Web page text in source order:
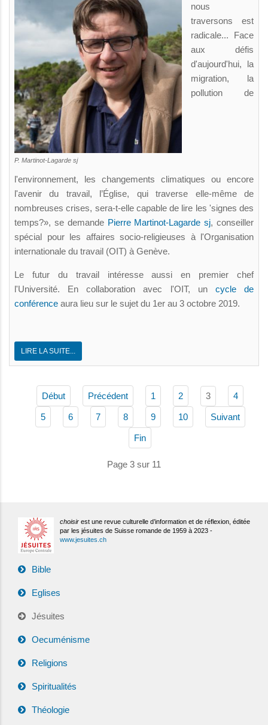
P. Martinot-Lagarde sj
nous
traversons est
radicale... Face
aux défis
d'aujourd'hui, la
migration, la
pollution de
l'environnement, les changements climatiques ou encore
l'avenir du travail, l’Église, qui traverse elle-même de
nombreuses crises, sera-t-elle capable de lire les 'signes des
temps?», se demande Pierre Martinot-Lagarde sj, conseiller
spécial pour les affaires socio-religieuses à l'Organisation
internationale du travail (OIT) à Genève.
Le futur du travail intéresse aussi en premier chef
l'Université. En collaboration avec l'OIT, un cycle de
conférence aura lieu sur le sujet du 1er au 3 octobre 2019.
LIRE LA SUITE...
Début Précédent 1 2 3 4
5 6 7 8 9 10 Suivant
Fin
Page 3 sur 11
choisir est une revue culturelle d’information et de réflexion, éditée
par les jésuites de Suisse romande de 1959 à 2023 -
www.jesuites.ch
Bible
Eglises
Jésuites
Oecuménisme
Religions
Spiritualités
Théologie